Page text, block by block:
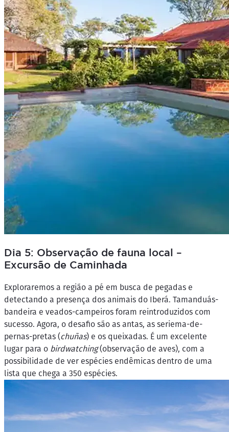
Dia 5: Observação de fauna local –
Excursão de Caminhada
Exploraremos a região a pé em busca de pegadas e
detectando a presença dos animais do Iberá. Tamanduás-
bandeira e veados-campeiros foram reintroduzidos com
sucesso. Agora, o desafio são as antas, as seriema-de-
pernas-pretas (chuñas) e os queixadas. É um excelente
lugar para o birdwatching(observação de aves), com a
possibilidade de ver espécies endêmicas dentro de uma
lista que chega a 350 espécies.